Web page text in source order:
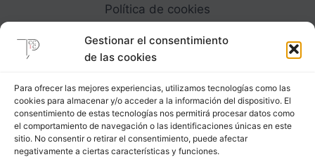
Gestionar el consentimiento
de las cookies
Para ofrecer las mejores experiencias, utilizamos tecnologías como las
cookies para almacenar y/o acceder a la información del dispositivo. El
consentimiento de estas tecnologías nos permitirá procesar datos como
el comportamiento de navegación o las identificaciones únicas en este
sitio. No consentir o retirar el consentimiento, puede afectar
negativamente a ciertas características y funciones.
Política de cookies
Carrer Provença, 183
08036 - Barcelona (Espana)